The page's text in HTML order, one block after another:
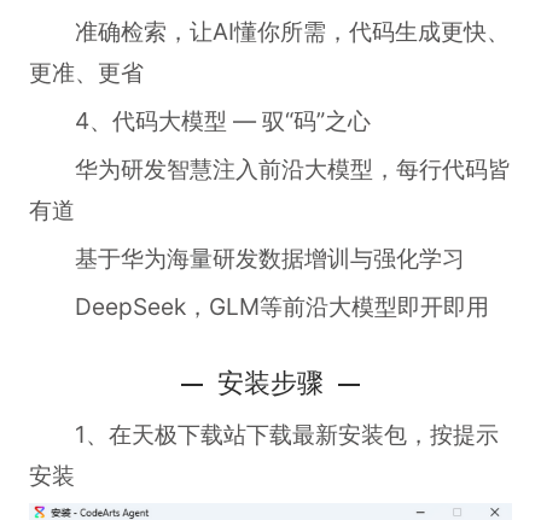
准确检索，让AI懂你所需，代码生成更快、
更准、更省
4、代码大模型 — 驭“码”之心
华为研发智慧注入前沿大模型，每行代码皆
有道
基于华为海量研发数据增训与强化学习
DeepSeek，GLM等前沿大模型即开即用
安装步骤
1、在天极下载站下载最新安装包，按提示
安装